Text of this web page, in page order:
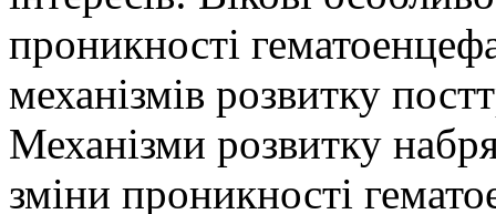
проникності
механізмів розвитку
Механізми розвитку
зміни проникності